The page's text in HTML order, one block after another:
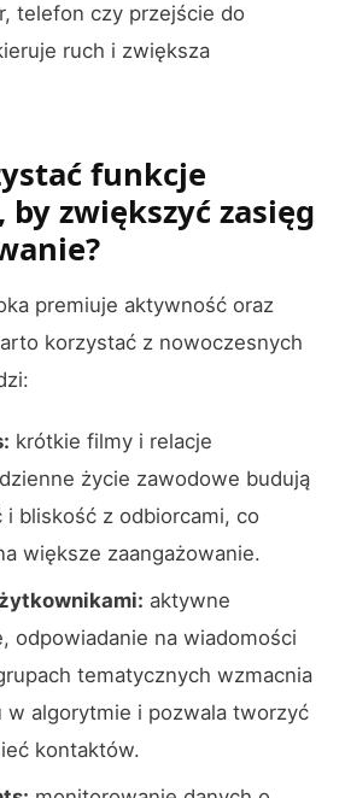
telefon czy przejście do
ruch i zwiększa
funkcje
by zwiększyć zasięg
premiuje aktywność oraz
korzystać z nowoczesnych
krótkie filmy i relacje
życie zawodowe budują
i bliskość z odbiorcami, co
większe zaangażowanie.
aktywne
odpowiadanie na wiadomości
tematycznych wzmacnia
w algorytmie i pozwala tworzyć
kontaktów.